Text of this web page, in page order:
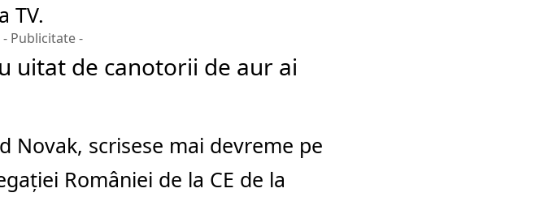
TV.
- Publicitate -
uitat de canotorii de aur ai
Novak, scrisese mai devreme pe
României de la CE de la